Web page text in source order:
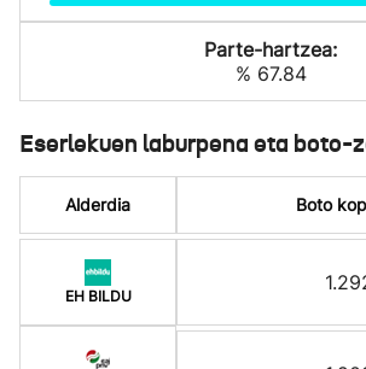
Parte-hartzea:
% 67.84
Eserlekuen laburpena eta boto-
Alderdia
EH BILDU
Boto